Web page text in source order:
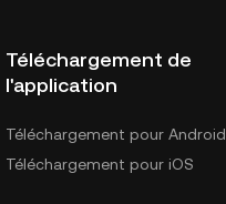
Téléchargement de
l'application
Téléchargement pour Android
Téléchargement pour iOS